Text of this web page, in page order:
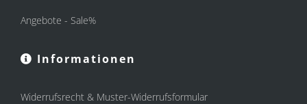
Angebote - Sale%
Informationen
Widerrufsrecht & Muster-Widerrufsformular